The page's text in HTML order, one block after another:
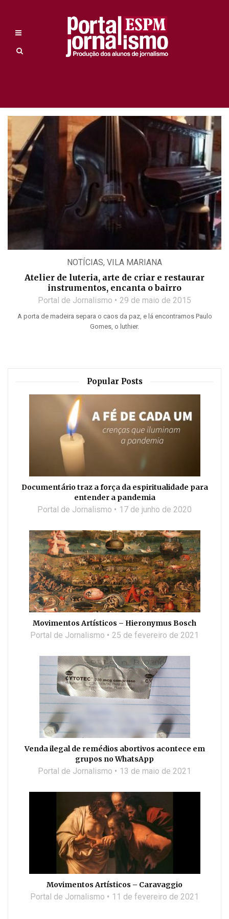
NOTÍCIAS, VILA MARIANA
Atelier de luteria, arte de criar e restaurar
instrumentos, encanta o bairro
Portal de Jornalismo 29 de maio de 2015
A porta de madeira separa o caos da paz, e lá encontramos Paulo
Gomes, o luthier.
Popular Posts
Documentário traz a força da espiritualidade para
entender a pandemia
Portal de Jornalismo 17 de junho de 2020
Movimentos Artísticos – Hieronymus Bosch
Portal de Jornalismo 25 de fevereiro de 2021
Venda ilegal de remédios abortivos acontece em
grupos no WhatsApp
Portal de Jornalismo 13 de maio de 2021
Movimentos Artísticos – Caravaggio
Portal de Jornalismo 11 de fevereiro de 2021